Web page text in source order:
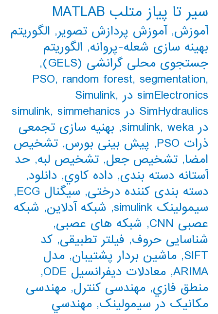
سیر تا پیاز متلب MATLAB
آموزش,آموزش پردازش تصویر, الگوریتم
بهینه سازی شعله-پروانه, الگوریتم
جستجوی محلی گرانشی (GELS)
,
PSO, random forest, segmentation,
simElectronics در Simulink
,
SimHydraulics در simulink
, simmehanics
در simulink
, weka
, بهنیه سازی تجمعی
ذرات PSO
, پیش بینی بورس, تشخیص
امضا, تشخیص جعل, تشخیص لبه, حد
آستانه دسته بندی, داده كاوي, دانلود,
دسته بندی کننده درختی, سیگنال ECG
,
سیمولینک simulink
, شبکه آدلاین, شبکه
عصبی CNN
, شبکه های عصبی,
شناسایی حروف, فیلتر تطبیقی, کد
SIFT
, ماشین بردار پشتیبان, مدل
ARIMA
, معادلات دیفرانسیل ODE
,
منطق فازي, مهندسی کنترل, مهندسی
مکانیک در سیمولینک, مهندسي